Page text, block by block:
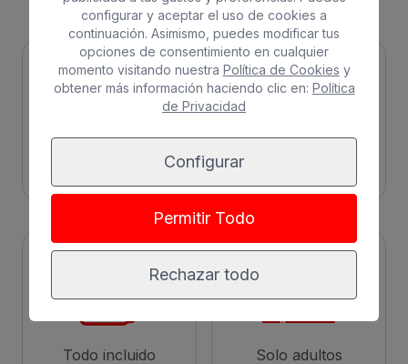
Todo incluido Solo adultos
configurar y aceptar el uso de cookies a
continuación. Asimismo, puedes modificar tus
opciones de consentimiento en cualquier
momento visitando nuestra Política de Cookies y
obtener más información haciendo clic en: Política
de Privacidad
Configurar
Permitir Todo
Rechazar todo